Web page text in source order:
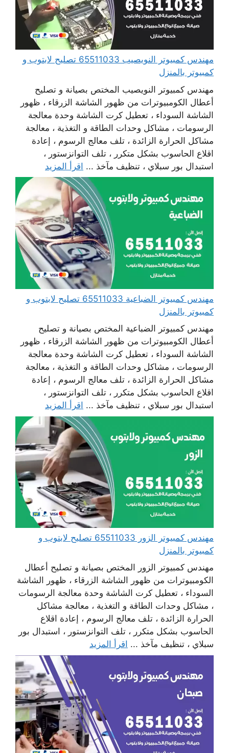
مهندس كمبيوتر النويصيب 65511033 تصليح لابتوب و
كمبيوتر بالمنزل
مهندس كمبيوتر النويصيب المختص بصيانة و تصليح
أعطال الكومبيوترات من ظهور الشاشة الزرقاء ، ظهور
الشاشة السوداء ، تعطيل كرت الشاشة وحدة معالجة
الرسومات ، مشاكل وحدات الطاقة و التغذية ، معالجة
مشاكل الحرارة الزائدة ، تلف معالج الرسوم ، إعادة
اقلاع الحاسوب بشكل متكرر ، تلف التوانزستور ،
استبدال بور سبلاي ، تنظيف مآخذ ... اقرأ المزيد
مهندس كمبيوتر الضباعية 65511033 تصليح لابتوب و
كمبيوتر بالمنزل
مهندس كمبيوتر الضباعية المختص بصيانة و تصليح
أعطال الكومبيوترات من ظهور الشاشة الزرقاء ، ظهور
الشاشة السوداء ، تعطيل كرت الشاشة وحدة معالجة
الرسومات ، مشاكل وحدات الطاقة و التغذية ، معالجة
مشاكل الحرارة الزائدة ، تلف معالج الرسوم ، إعادة
اقلاع الحاسوب بشكل متكرر ، تلف التوانزستور ،
استبدال بور سبلاي ، تنظيف مآخذ ... اقرأ المزيد
مهندس كمبيوتر الزور 65511033 تصليح لابتوب و
كمبيوتر بالمنزل
مهندس كمبيوتر الزور المختص بصيانة و تصليح أعطال
الكومبيوترات من ظهور الشاشة الزرقاء ، ظهور الشاشة
السوداء ، تعطيل كرت الشاشة وحدة معالجة الرسومات
، مشاكل وحدات الطاقة و التغذية ، معالجة مشاكل
الحرارة الزائدة ، تلف معالج الرسوم ، إعادة اقلاع
الحاسوب بشكل متكرر ، تلف التوانزستور ، استبدال بور
سبلاي ، تنظيف مآخذ ... اقرأ المزيد